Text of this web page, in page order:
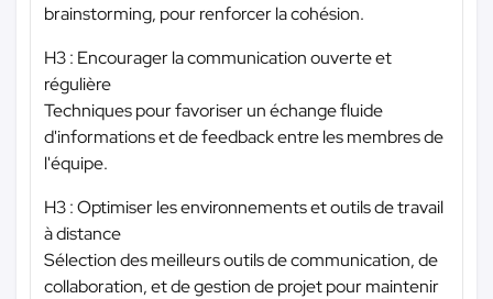
brainstorming, pour renforcer la cohésion.
H3 : Encourager la communication ouverte et
régulière
Techniques pour favoriser un échange fluide
d'informations et de feedback entre les membres de
l'équipe.
H3 : Optimiser les environnements et outils de travail
à distance
Sélection des meilleurs outils de communication, de
collaboration, et de gestion de projet pour maintenir